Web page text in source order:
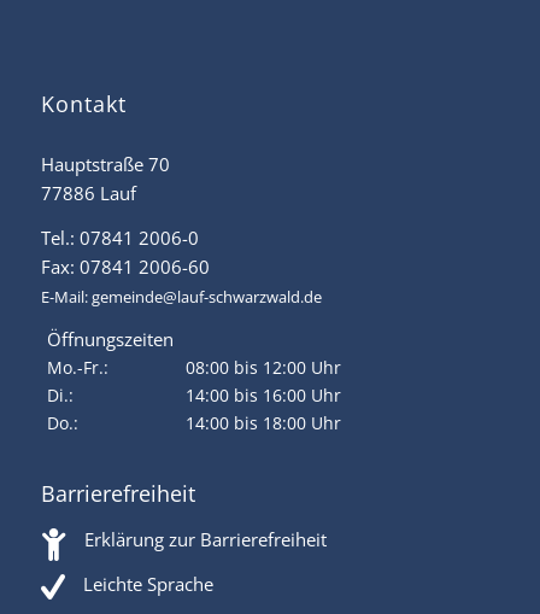
Kontakt
Hauptstraße 70
77886 Lauf
Tel.: 07841 2006-0
Fax: 07841 2006-60
E-Mail:gemeinde@lauf-schwarzwald.de
Öffnungszeiten
Mo.-Fr.:
08:00 bis 12:00 Uhr
Di.:
14:00 bis 16:00 Uhr
Do.:
14:00 bis 18:00 Uhr
Barrierefreiheit
Erklärung zur Barrierefreiheit
Leichte Sprache